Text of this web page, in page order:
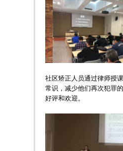
社区矫正人员通过律师授
常识，减少他们再次犯罪
好评和欢迎。